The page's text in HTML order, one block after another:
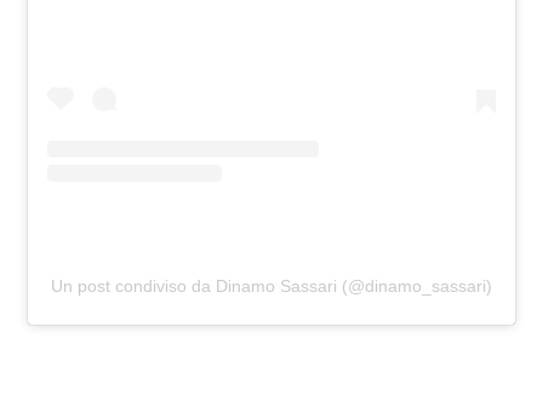
Un post condiviso da Dinamo Sassari (@dinamo_sassari)